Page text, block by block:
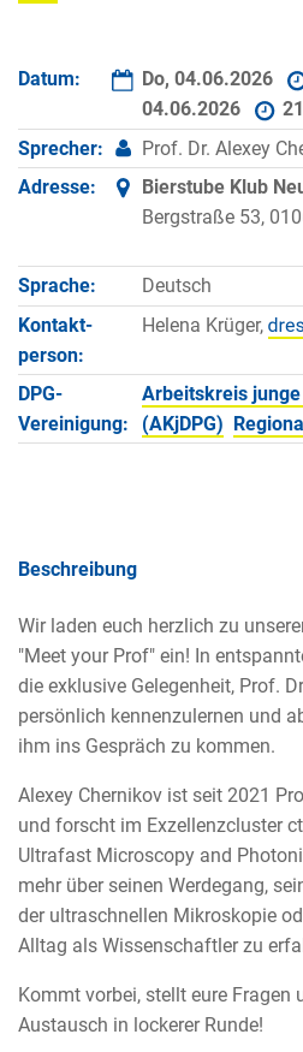
Datum: Do, 04.06.2026
04.06.2026
Sprecher:
Prof. Dr. Alexey
Adresse:
Bierstube Klub
Bergstraße 53,
Sprache:
Deutsch
Kontakt­
person:
Helena Krüger,
DPG-
Vereinigung:
Arbeitskreis junge
(AKjDPG)
Beschreibung
Wir laden euch herzlich zu
"Meet your Prof" ein! In
die exklusive Gelegenheit, Prof.
persönlich kennenzulernen und
ihm ins Gespräch zu kommen.
Alexey Chernikov ist seit 2021
und forscht im Exzellenzcluster
Ultrafast Microscopy and
mehr über seinen Werdegang,
der ultraschnellen Mikroskopie
Alltag als Wissenschaftler zu
Kommt vorbei, stellt eure Fragen
Austausch in lockerer Runde!